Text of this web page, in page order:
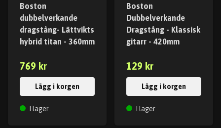
Boston
dubbelverkande
dragstång- Lättvikts
hybrid titan - 360mm
769 kr
Lägg i korgen
I lager
Boston
Dubbelverkande
Dragstång - Klassisk
gitarr - 420mm
129 kr
Lägg i korgen
I lager